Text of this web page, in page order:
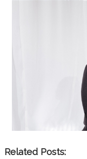
Related Posts: